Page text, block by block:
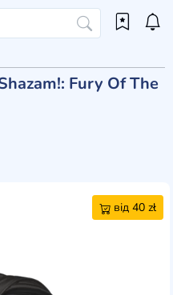
Fury Of The
від 40 zł